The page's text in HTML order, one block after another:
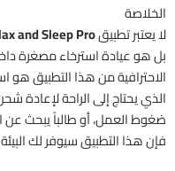
الخلاصة
لا يعتبر تطبيقand Sleep Pro
بل هو عيادة استرخاء مصغرة
الاحترافية من هذا التطبيق
الذي يحتاج إلى الراحة
ضغوط العمل، أو طالباً يبحث عن
فإن هذا التطبيق سيوفر لك